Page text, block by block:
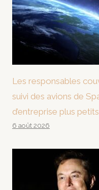
Les responsables
suivi des avions de
d’entreprise plus petits
6 août 2026